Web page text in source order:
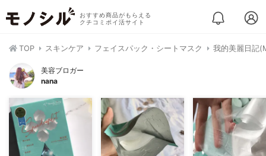
おすすめ商品がもらえる
クチコミポイ活サイト
TOP スキンケア フェイスパック・シートマスク 我的美麗日記
美容ブロガー
nana